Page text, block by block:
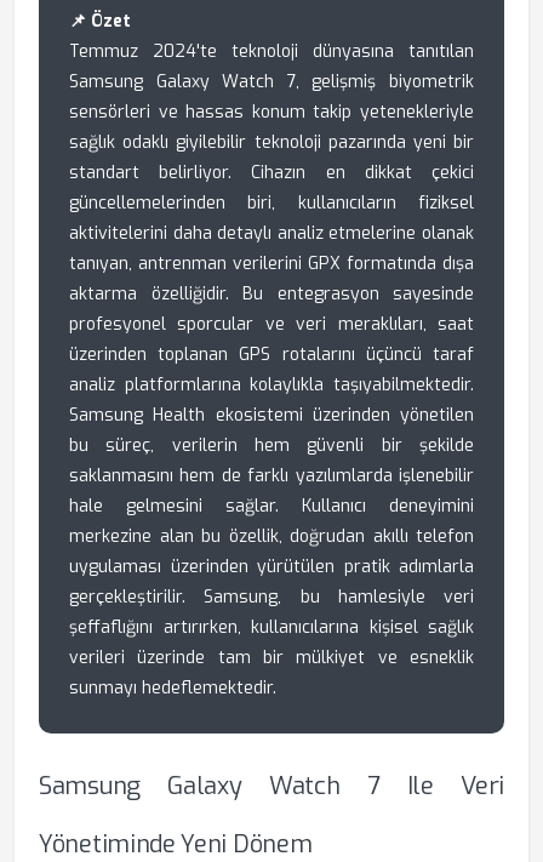
📌 Özet
Temmuz 2024'te teknoloji dünyasına tanıtılan
Samsung Galaxy Watch 7, gelişmiş biyometrik
sensörleri ve hassas konum takip yetenekleriyle
sağlık odaklı giyilebilir teknoloji pazarında yeni bir
standart belirliyor. Cihazın en dikkat çekici
güncellemelerinden biri, kullanıcıların fiziksel
aktivitelerini daha detaylı analiz etmelerine olanak
tanıyan, antrenman verilerini GPX formatında dışa
aktarma özelliğidir. Bu entegrasyon sayesinde
profesyonel sporcular ve veri meraklıları, saat
üzerinden toplanan GPS rotalarını üçüncü taraf
analiz platformlarına kolaylıkla taşıyabilmektedir.
Samsung Health ekosistemi üzerinden yönetilen
bu süreç, verilerin hem güvenli bir şekilde
saklanmasını hem de farklı yazılımlarda işlenebilir
hale gelmesini sağlar. Kullanıcı deneyimini
merkezine alan bu özellik, doğrudan akıllı telefon
uygulaması üzerinden yürütülen pratik adımlarla
gerçekleştirilir. Samsung, bu hamlesiyle veri
şeffaflığını artırırken, kullanıcılarına kişisel sağlık
verileri üzerinde tam bir mülkiyet ve esneklik
sunmayı hedeflemektedir.
Samsung Galaxy Watch 7 Ile Veri
Yönetiminde Yeni Dönem